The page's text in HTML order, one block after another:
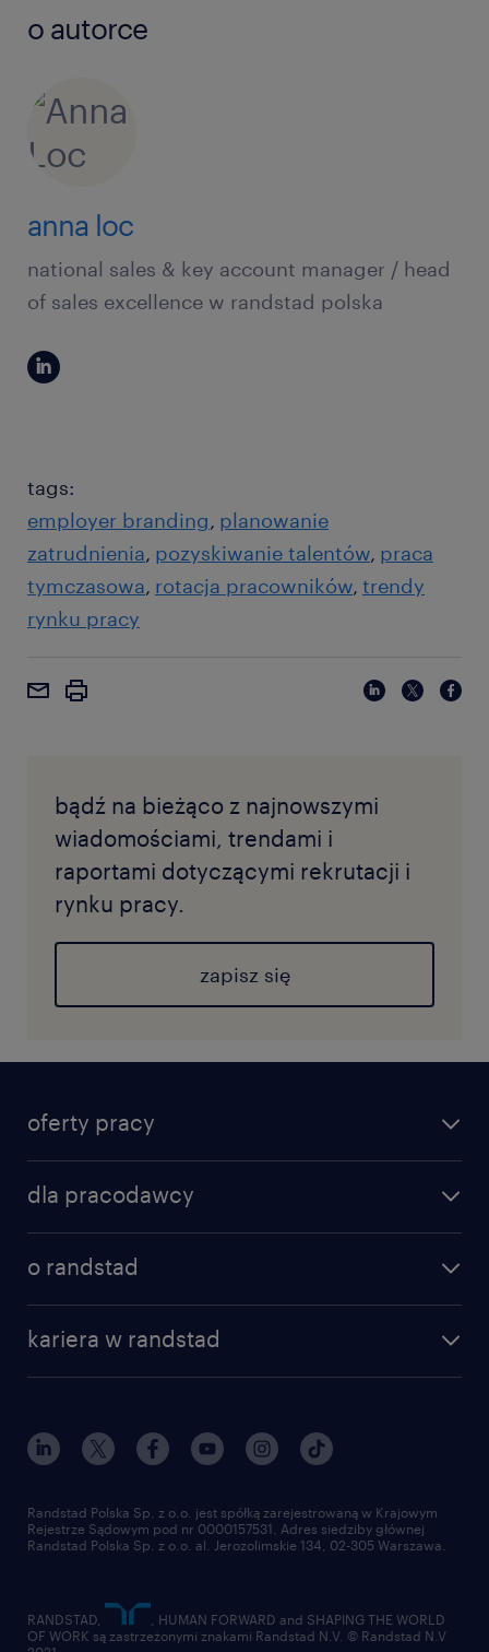
o autorce
anna loc
national sales & key account manager / head
of sales excellence w randstad polska
tags:
employer branding planowanie
zatrudnienia pozyskiwanie talentów praca
tymczasowa rotacja pracowników trendy
rynku pracy
bądź na bieżąco z najnowszymi
wiadomościami, trendami i
raportami dotyczącymi rekrutacji i
rynku pracy.
zapisz się
oferty pracy
dla pracodawcy
o randstad
kariera w randstad
Randstad Polska Sp. z o.o. jest spółką zarejestrowaną w Krajowym
Rejestrze Sądowym pod nr 0000157531. Adres siedziby głównej
Randstad Polska Sp. z o.o. al. Jerozolimskie 134, 02-305 Warszawa.
RANDSTAD,
, HUMAN FORWARD and SHAPING THE WORLD
OF WORK są zastrzeżonymi znakami Randstad N.V. © Randstad N.V